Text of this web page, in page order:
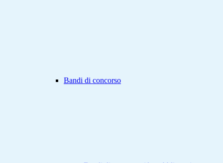
Bandi di concorso